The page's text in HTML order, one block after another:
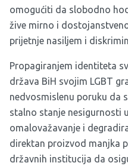
omogućiti da slobodno
žive mirno i
prijetnje nasiljem i
Propagiranjem identiteta
država BiH svojim LGBT
nedvosmislenu poruku da
stalno stanje nesigurnosti
omalovažavanje i
direktan proizvod manjka
državnih institucija da